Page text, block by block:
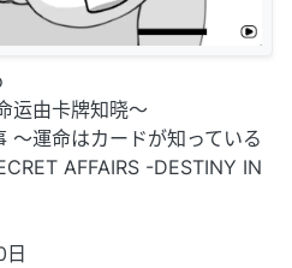
运由卡牌知晓～
～運命はカードが知っている
AFFAIRS -DESTINY IN